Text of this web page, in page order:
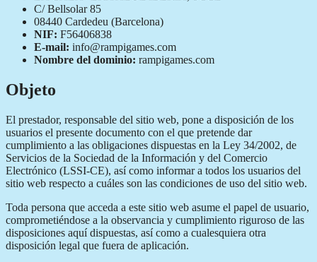
C/ Bellsolar 85
08440 Cardedeu (Barcelona)
NIF: F56406838
E-mail: info@rampigames.com
Nombre del dominio: rampigames.com
Objeto
El prestador, responsable del sitio web, pone a disposición de los
usuarios el presente documento con el que pretende dar
cumplimiento a las obligaciones dispuestas en la Ley 34/2002, de
Servicios de la Sociedad de la Información y del Comercio
Electrónico (LSSI-CE), así como informar a todos los usuarios del
sitio web respecto a cuáles son las condiciones de uso del sitio web.
Toda persona que acceda a este sitio web asume el papel de usuario,
comprometiéndose a la observancia y cumplimiento riguroso de las
disposiciones aquí dispuestas, así como a cualesquiera otra
disposición legal que fuera de aplicación.